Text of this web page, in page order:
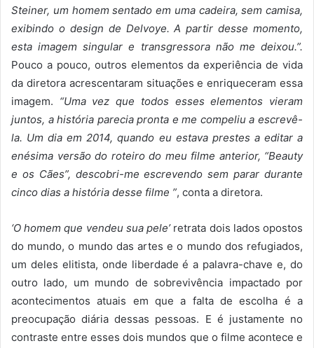
Steiner, um homem sentado em uma cadeira, sem camisa,
exibindo o design de Delvoye. A partir desse momento,
esta imagem singular e transgressora não me deixou.”.
Pouco a pouco, outros elementos da experiência de vida
da diretora acrescentaram situações e enriqueceram essa
imagem. “Uma vez que todos esses elementos vieram
juntos, a história parecia pronta e me compeliu a escrevê-
la. Um dia em 2014, quando eu estava prestes a editar a
enésima versão do roteiro do meu filme anterior, “Beauty
e os Cães”, descobri-me escrevendo sem parar durante
cinco dias a história desse filme ”, conta a diretora.
‘O homem que vendeu sua pele’ retrata dois lados opostos
do mundo, o mundo das artes e o mundo dos refugiados,
um deles elitista, onde liberdade é a palavra-chave e, do
outro lado, um mundo de sobrevivência impactado por
acontecimentos atuais em que a falta de escolha é a
preocupação diária dessas pessoas. E é justamente no
contraste entre esses dois mundos que o filme acontece e